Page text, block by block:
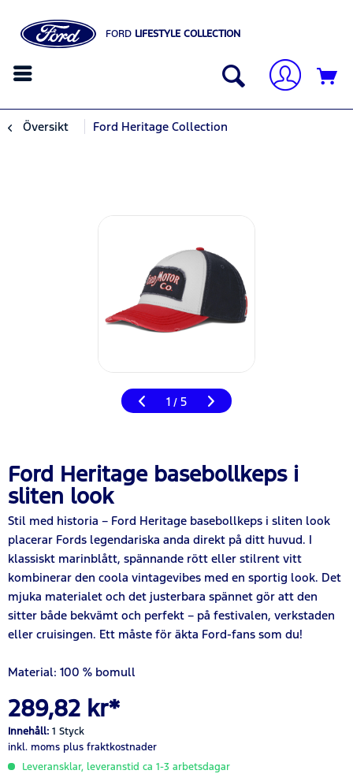
FORD LIFESTYLE COLLECTION
Översikt Ford Heritage Collection
1 / 5
Ford Heritage basebollkeps i
sliten look
Stil med historia – Ford Heritage basebollkeps i sliten look
placerar Fords legendariska anda direkt på ditt huvud. I
klassiskt marinblått, spännande rött eller stilrent vitt
kombinerar den coola vintagevibes med en sportig look. Det
mjuka materialet och det justerbara spännet gör att den
sitter både bekvämt och perfekt – på festivalen, verkstaden
eller cruisingen. Ett måste för äkta Ford-fans som du!
Material: 100 % bomull
289,82 kr*
Innehåll: 1 Styck
inkl. moms plus fraktkostnader
Leveransklar, leveranstid ca 1-3 arbetsdagar